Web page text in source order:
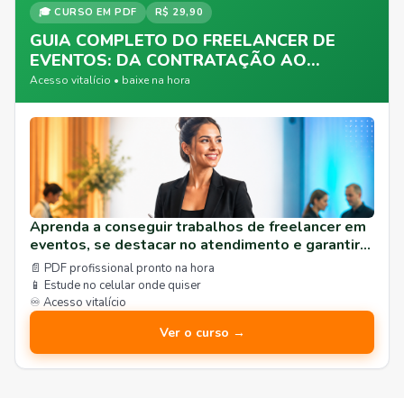
🎓 CURSO EM PDF R$ 29,90
GUIA COMPLETO DO FREELANCER DE
EVENTOS: DA CONTRATAÇÃO AO
SUCESSO
Acesso vitalício • baixe na hora
Aprenda a conseguir trabalhos de freelancer em
eventos, se destacar no atendimento e garantir
uma agenda cheia. Curso prático para garçons,
barmen e recepcionistas.
📄 PDF profissional pronto na hora
📱 Estude no celular onde quiser
♾️ Acesso vitalício
Ver o curso →